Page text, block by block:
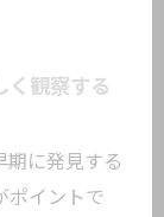
く観察する
期に発見する
ポイントで